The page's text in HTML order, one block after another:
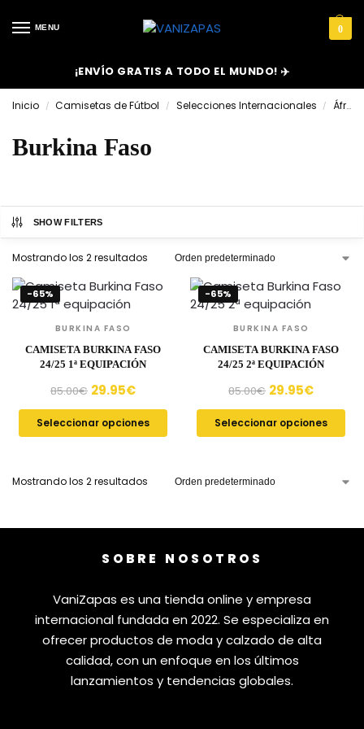
MENU 0
¡ENVÍO GRATIS A TODO EL MUNDO! ✈️
Inicio / Camisetas de Fútbol / Selecciones Internacionales / África
Burkina Faso
SHOW FILTERS
Mostrando los 2 resultados
-65%
BURKINA FASO
CAMISETA BURKINA FASO
24/25 1ª EQUIPACIÓN
85.00€ 29.95€
Seleccionar opciones
-65%
BURKINA FASO
CAMISETA BURKINA FASO
24/25 2ª EQUIPACIÓN
85.00€ 29.95€
Seleccionar opciones
Mostrando los 2 resultados
SOBRE NOSOTROS
VaniZapas es una tienda online y empresa
internacional fundada en 2022. Se especializa en
ofrecer productos de moda y calzado de alta
calidad, con un enfoque en los últimos
lanzamientos y tendencias globales.